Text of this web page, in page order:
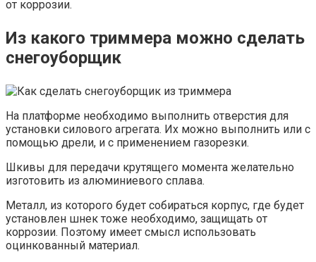
от коррозии.
Из какого триммера можно сделать
снегоуборщик
На платформе необходимо выполнить отверстия для
установки силового агрегата. Их можно выполнить или с
помощью дрели, и с применением газорезки.
Шкивы для передачи крутящего момента желательно
изготовить из алюминиевого сплава.
Металл, из которого будет собираться корпус, где будет
установлен шнек тоже необходимо, защищать от
коррозии. Поэтому имеет смысл использовать
оцинкованный материал.